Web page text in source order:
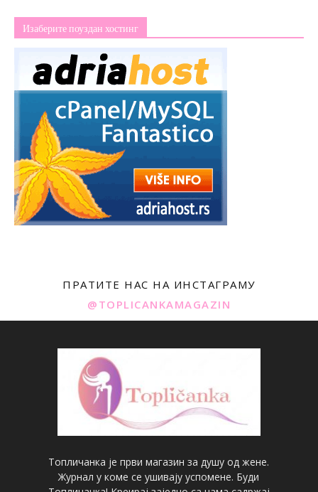
Изаберите поуздан хостинг
ПРАТИТЕ НАС НА ИНСТАГРАМУ
@TOPLICANKAMAGAZIN
Топличанка је први магазин за душу од жене.
Журнал у коме се ушивају успомене. Буди